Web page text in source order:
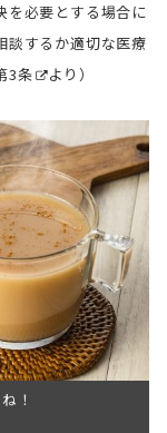
を必要とする場合に
談するか適切な医療
3条 より）
！